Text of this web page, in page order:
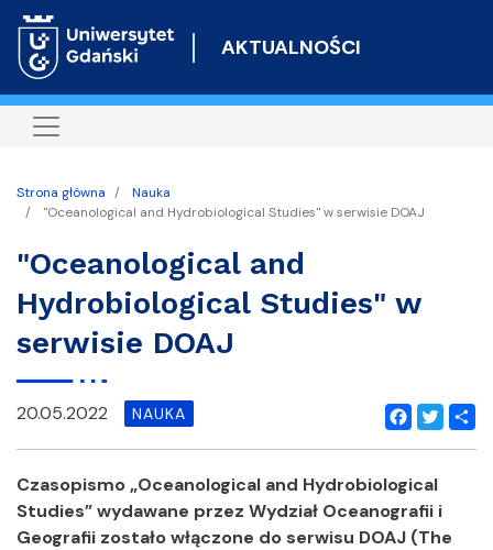
do
AKTUALNOŚCI
Strona główna
Nauka
"Oceanological and Hydrobiological Studies" w serwisie DOAJ
"Oceanological and
Hydrobiological Studies" w
serwisie DOAJ
Facebook
Twitter
20.05.2022 NAUKA
Czasopismo „Oceanological and Hydrobiological
Studies” wydawane przez Wydział Oceanografii i
Geografii zostało włączone do serwisu DOAJ (The